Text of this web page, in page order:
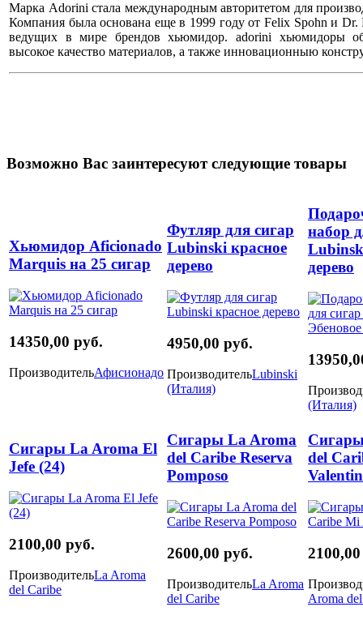
Марка Adorini стала международным авторитетом для
Компания была основана еще в 1999 году от Felix Spohn и Dr.
ведущих в мире брендов хьюмидор. аdorini хьюмидоры
высокое качество материалов, а также инновационныю
Возможно Вас заинтересуют следующие товары
Хьюмидор Aficionadо
Marquis на 25 сигар
14350,00 руб.
ПроизводительАфисионадо
Футляр для сигар
Lubinski красное
дерево
4950,00 руб.
ПроизводительLubinski
(Италия)
набор
дерево
(Италия)
Сигары La Aroma El
Jefe (24)
2100,00 руб.
ПроизводительLa Aroma
del Caribe
Сигары La Aroma
del Caribe Reserva
Pomposo
2600,00 руб.
ПроизводительLa Aroma
del Caribe
del
Aroma